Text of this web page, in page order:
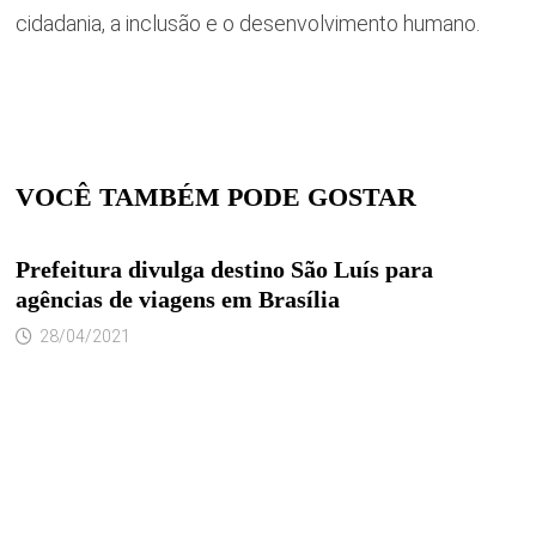
cidadania, a inclusão e o desenvolvimento humano.
VOCÊ TAMBÉM PODE GOSTAR
Prefeitura divulga destino São Luís para
agências de viagens em Brasília
28/04/2021